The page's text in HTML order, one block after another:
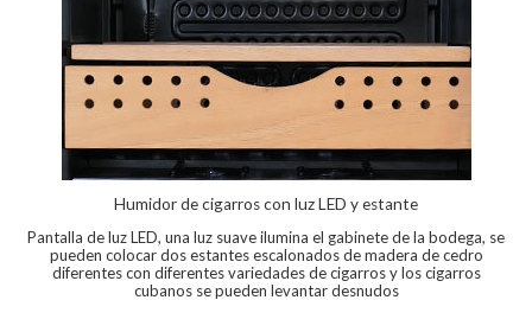
Humidor de cigarros con luz LED y estante
Pantalla de luz LED, una luz suave ilumina el gabinete de la bodega, se
pueden colocar dos estantes escalonados de madera de cedro
diferentes con diferentes variedades de cigarros y los cigarros
cubanos se pueden levantar desnudos